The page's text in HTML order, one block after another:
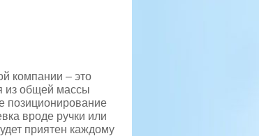
компании – это
из общей массы
позиционирование
вроде ручки или
приятен каждому